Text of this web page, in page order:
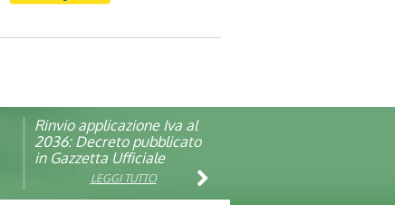
Rinvio applicazione Iva al
2036: Decreto pubblicato
in Gazzetta Ufficiale
LEGGI TUTTO
Visita veterinaria annuale
LEGGI TUTTO